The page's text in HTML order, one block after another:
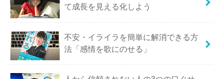
て成長を見える化しよう
不安・イライラを簡単に解消できる方
法「感情を歌にのせる」